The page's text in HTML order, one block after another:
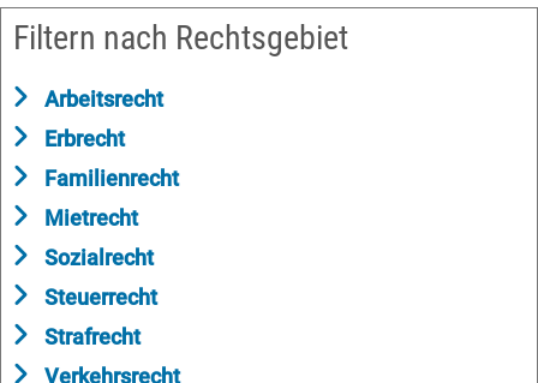
Filtern nach Rechtsgebiet
Arbeitsrecht
Erbrecht
Familienrecht
Mietrecht
Sozialrecht
Steuerrecht
Strafrecht
Verkehrsrecht